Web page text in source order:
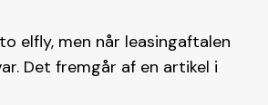
elfly, men når leasingaftalen
Det fremgår af en artikel i